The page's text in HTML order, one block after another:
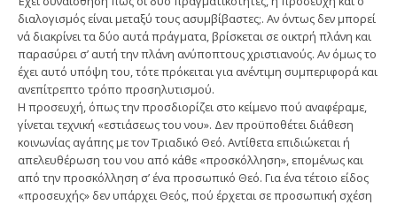
διαλογισμός είναι μεταξύ τους ασυμβίβαστες;. Αν όντως δεν μπορεί
νά διακρίνει τα δύο αυτά πράγματα, βρίσκεται σε οικτρή πλάνη και
παρασύρει σ’ αυτή την πλάνη ανύποπτους χριστιανούς. Αν όμως το
έχει αυτό υπόψη του, τότε πρόκειται για ανέντιμη συμπεριφορά και
ανεπίτρεπτο τρόπο προσηλυτισμού.
Η προσευχή, όπως την προσδιορίζει στο κείμενο πού αναφέραμε,
γίνεται τεχνική «εστιάσεως του νου». Δεν προϋποθέτει διάθεση
κοινωνίας αγάπης με τον Τριαδικό Θεό. Αντίθετα επιδιώκεται ή
απελευθέρωση του νου από κάθε «προσκόλληση», επομένως και
από την προσκόλληση σ’ ένα προσωπικό Θεό. Για ένα τέτοιο είδος
«προσευχής» δεν υπάρχει Θεός, πού έρχεται σε προσωπική σχέση